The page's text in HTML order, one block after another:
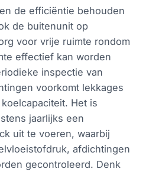
de efficiëntie behouden
de buitenunit op
voor vrije ruimte rondom
effectief kan worden
inspectie van
voorkomt lekkages
Het is
jaarlijks een
uit te voeren, waarbij
afdichtingen
gecontroleerd. Denk